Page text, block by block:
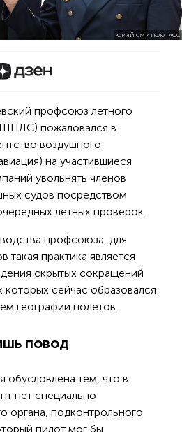
ЮРИЙ СМИТЮК/ТАСС
профсоюз летного
пожаловался в
воздушного
на участившиеся
увольнять членов
судов посредством
летных проверок.
профсоюза, для
такая практика является
скрытых сокращений
которых сейчас образовался
географии полетов.
повод
обусловлена тем, что в
нет специально
органа, подконтрольного
пилот мог бы